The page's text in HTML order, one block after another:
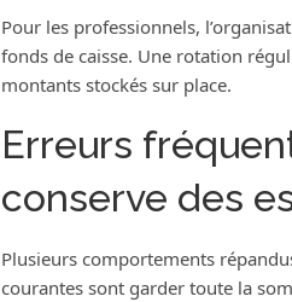
Pour les professionnels,
fonds de caisse. Une rotation
montants stockés sur place.
Erreurs
conserve des
Plusieurs comportements
courantes sont garder toute la